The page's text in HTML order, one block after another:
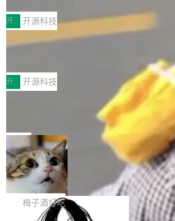
MPComm将作为一种传输引擎接入
ENT，实现零拷贝传输性能提升30%、非零
传输性能最高提升5倍。UCL-MPComm底
于自研UCL-Engine通信引擎，后续腾讯网
持续开源更多基于UCL-Engine的高性能通
件。 腾讯网平团队在UCL-MPComm中实
个独立于业务线程的全局通信引擎（
型案例入选名单》，深信服“面向企业研发
开源 AI 编程平台 CoStrict 应用”凭借卓越
创新与落地成效成功入选。 全链路私有化
助力企业AI研发安全落地 当前，越来越多
经开始引入 AI Coding 工具，通过调用公
型或企业内部部署模型提升研发效率。但
Coding 从个人辅助工具逐步走向团队级、
级应用，企业在规模化落地过程中，对安
可控性和代码质量提出了更高要求。 首先
安全与合规要求。对于大多数普通研发场
有云模型能够满足快速试用和效率提升的
但对于金融、能源、医疗等对数据安全要
开 开源科技
深信服AI算力网关入选工信部人工智能
前不久，工业和信息化部正式发布《2025
智能应用典型案例名单》，集中展示人工
各领域的应用成果，覆盖技术底座、行业
产品应用、支撑保障、专题等五大方向。深
AI算力网关（AI创新平台）成功入选！ 随
各业的Agent走向规模化建设，算力构成形
渐丰富，用户关注的重点也在发生变化：
让AI用起来，还要进一步看清混合算力时
Token花在哪里、算力是否被充分利用，
续增长的AI成本该如何优化。 深信服AI算
正是围绕这些实际问题，从Token治理和
开 开源科技
Jeff Dean 离开 Google：一个时代的
束，一个实验室的开始
Google 员工编号 20。MapReduce 作者
Bigtable 作者之一。TensorFlow 的作者
Gemini 的架构师。Google 首席科学家。
ean 在 Google 工作了 27 年后，宣布离
不是一个人走。一同离开的还有 Sanjay
wat（Google 员工编号 23，Jeff Dean 二
年的编程搭档，MapReduce 和 Bigtable
局
🔥 SolonCode v2026.8.4 发布：界面
字体可调、22 种语言、记忆搜索增强
打开终端就能上岗的全中文编码智能体，
把「看得清、用母语、记得住」三件事一
齐。 SolonCode 是什么 SolonCode 是杭
梅子酒好吃